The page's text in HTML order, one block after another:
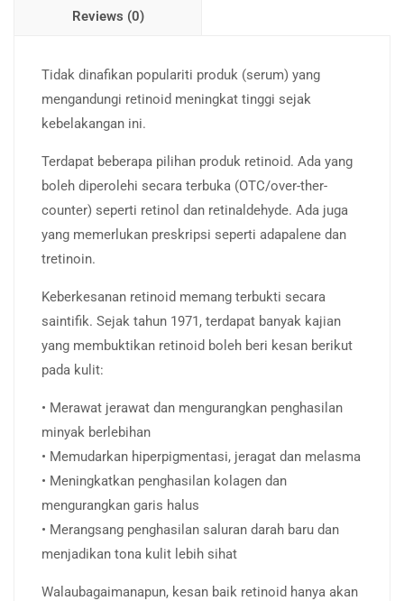
Reviews (0)
Tidak dinafikan populariti produk (serum) yang
mengandungi retinoid meningkat tinggi sejak
kebelakangan ini.
Terdapat beberapa pilihan produk retinoid. Ada yang
boleh diperolehi secara terbuka (OTC/over-ther-
counter) seperti retinol dan retinaldehyde. Ada juga
yang memerlukan preskripsi seperti adapalene dan
tretinoin.
Keberkesanan retinoid memang terbukti secara
saintifik. Sejak tahun 1971, terdapat banyak kajian
yang membuktikan retinoid boleh beri kesan berikut
pada kulit:
• Merawat jerawat dan mengurangkan penghasilan
minyak berlebihan
• Memudarkan hiperpigmentasi, jeragat dan melasma
• Meningkatkan penghasilan kolagen dan
mengurangkan garis halus
• Merangsang penghasilan saluran darah baru dan
menjadikan tona kulit lebih sihat
Walaubagaimanapun, kesan baik retinoid hanya akan